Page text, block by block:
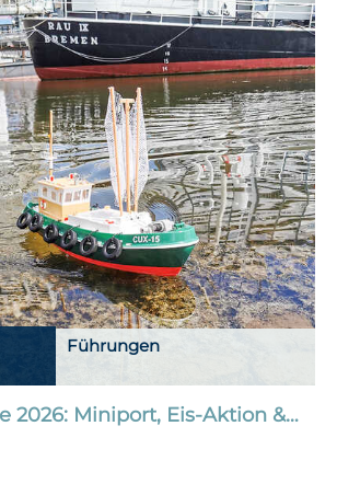
Führungen
2026: Miniport, Eis-Aktion &…